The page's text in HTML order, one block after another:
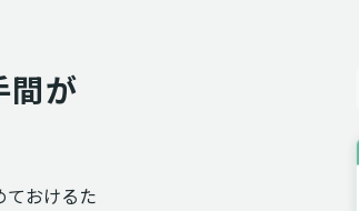
間が
ておけるた